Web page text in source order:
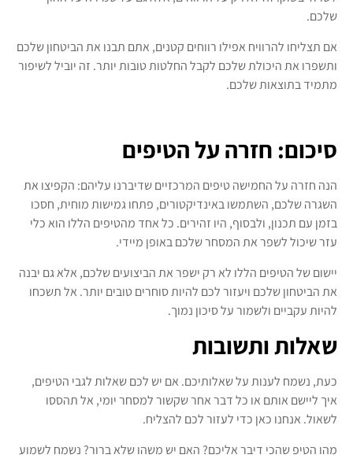
שלכם.
אם תצליחו להרוויח אפילו רווחים קטנים, אתם תבנו את הביטחון שלכם
ותשפרו את היכולת שלכם לקבל החלטות טובות יותר. זה יוביל לשיפור
מתמיד בתוצאות שלכם.
סיכום: חזרה על הטיפים
הנה חזרה על החמישה טיפים המרכזיים שדיברנו עליהם: הקפיצו את
השגרה שלכם, השתמשו באינדיקטורים, פתחו גמישות מוחית, חסכו
בזמן עם תכנון, ולבסוף, היו זהירים. כל אחד מהטיפים הללו הוא כלי
עזר שיכול לשפר את המסחר שלכם באופן מיידי.
יישום של הטיפים הללו לא רק ישפר את הביצועים שלכם, אלא גם יבנה
את הביטחון שלכם ויעזור לכם להיות סוחרים טובים יותר. אל תשכחו
להיות עקביים ולשמור על סיכון נמוך.
שאלות ותשובות
כעת, נשמח לענות על שאלותיכם. אם יש לכם שאלות לגבי הטיפים,
איך ליישם אותם או כל דבר אחר שקשור למסחר יומי, אל תהססו
לשאול. אנחנו כאן כדי לעזור לכם להצליח.
מהו הטיפ שהכי דיבר אליכם? האם יש משהו שלא ברור? נשמח לשמוע